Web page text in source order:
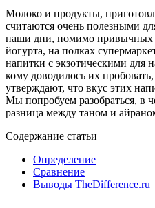
Молоко и продукты,
считаются очень полезными
наши дни, помимо привычных
йогурта, на полках
напитки с экзотическими для
кому доводилось их
утверждают, что вкус этих
Мы попробуем разобраться, в
разница между таном и
Содержание статьи
Определение
Сравнение
Выводы TheDifference.ru